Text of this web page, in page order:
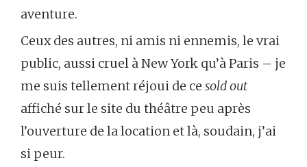
aventure.
Ceux des autres, ni amis ni ennemis, le vrai
public, aussi cruel à New York qu’à Paris – je
me suis tellement réjoui de ce sold out
affiché sur le site du théâtre peu après
l’ouverture de la location et là, soudain, j’ai
si peur.